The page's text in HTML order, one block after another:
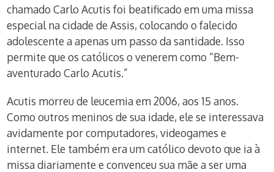
chamado Carlo Acutis foi beatificado em uma missa
especial na cidade de Assis, colocando o falecido
adolescente a apenas um passo da santidade. Isso
permite que os católicos o venerem como “Bem-
aventurado Carlo Acutis.”
Acutis morreu de leucemia em 2006, aos 15 anos.
Como outros meninos de sua idade, ele se interessava
avidamente por computadores, videogames e
internet. Ele também era um católico devoto que ia à
missa diariamente e convenceu sua mãe a ser uma